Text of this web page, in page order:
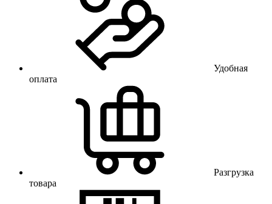
Удобная
оплата
Разгрузка
товара